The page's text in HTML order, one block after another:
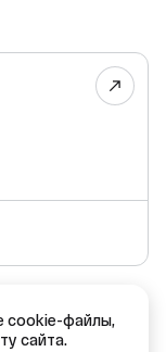
* Тип:
сталь. *
½ дюйма. *
стенки
* Количество
мм. Этот
так и
2 бара, а
Максимальная
заглушка,
cookie-файлы,
сайта.